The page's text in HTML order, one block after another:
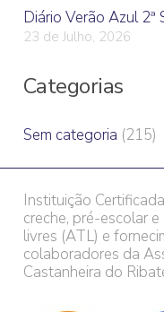
Diário Verão Azul 2ª
23 de Julho, 2026
Categorias
Sem categoria (215)
Instituição
creche, pré-escolar
livres (ATL) e
colaboradores da
Castanheira do